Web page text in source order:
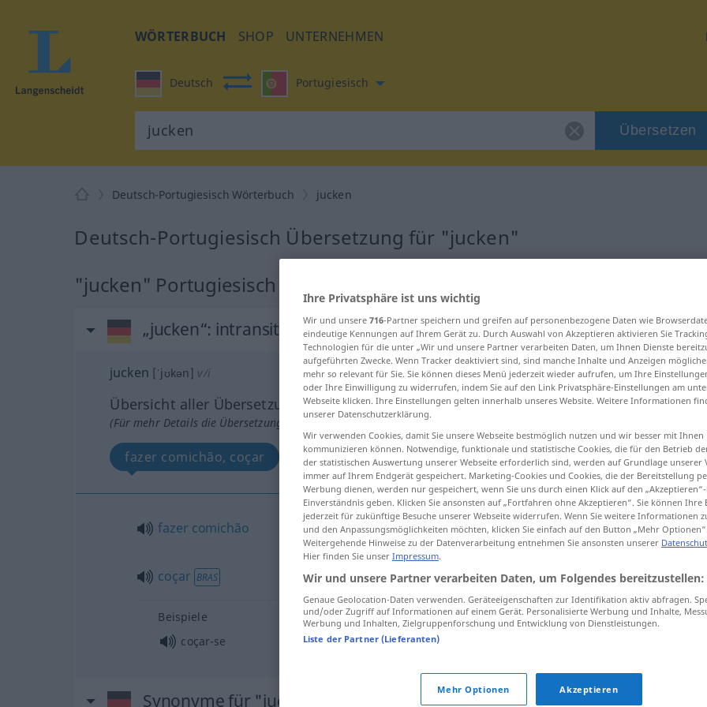
WÖRTERBUCH SHOP UNTERNEHMEN
Deutsch Portugiesisch
Übersetzen
Deutsch-Portugiesisch Wörterbuch jucken
Deutsch-Portugiesisch Übersetzung für "jucken"
"jucken" Portugiesisch Übersetzung
„jucken“: intransitives Verb
jucken [ˈjʊkən] v/i
Übersicht aller Übersetzungen
(Für mehr Details die Übersetzung anklicken/antippen)
fazer comichão, coçar
fazer comichão jucken
coçar BRAS jucken
Beispiele
coçar-se
Synonyme für "jucken"
Ihre Privatsphäre ist uns wichtig
Wir und unsere 716-Partner speichern und greifen auf personenbezogene Daten wie
eindeutige Kennungen auf Ihrem Gerät zu. Durch Auswahl von Akzeptieren aktivieren Sie
Technologien für die unter „Wir und unsere Partner verarbeiten Daten, um Ihnen Dienste
aufgeführten Zwecke. Wenn Tracker deaktiviert sind, sind manche Inhalte und Anzeigen
mehr so relevant für Sie. Sie können dieses Menü jederzeit wieder aufrufen, um Ihre
oder Ihre Einwilligung zu widerrufen, indem Sie auf den Link Privatsphäre-Einstellungen am
Webseite klicken. Ihre Einstellungen gelten innerhalb unseres Website. Weitere Informationen
unserer Datenschutzerklärung.
Wir verwenden Cookies, damit Sie unsere Webseite bestmöglich nutzen und wir besser mit Ihnen
kommunizieren können. Notwendige, funktionale und statistische Cookies, die für den Betrieb
der statistischen Auswertung unserer Webseite erforderlich sind, werden auf Grundlage unserer
immer auf Ihrem Endgerät gespeichert. Marketing-Cookies und Cookies, die der Bereitstellung
Werbung dienen, werden nur gespeichert, wenn Sie uns durch einen Klick auf den
Einverständnis geben. Klicken Sie ansonsten auf „Fortfahren ohne Akzeptieren“. Sie können Ihre
jederzeit für zukünftige Besuche unserer Webseite widerrufen. Wenn Sie weitere Informationen
und den Anpassungsmöglichkeiten möchten, klicken Sie einfach auf den Button „Mehr Optionen“.
Weitergehende Hinweise zu der Datenverarbeitung entnehmen Sie ansonsten unserer
Hier finden Sie unser Impressum.
Wir und unsere Partner verarbeiten Daten, um Folgendes bereitzustellen:
Genaue Geolocation-Daten verwenden. Geräteeigenschaften zur Identifikation aktiv abfragen.
und/oder Zugriff auf Informationen auf einem Gerät. Personalisierte Werbung und Inhalte,
Werbung und Inhalten, Zielgruppenforschung und Entwicklung von Dienstleistungen.
Liste der Partner (Lieferanten)
Mehr Optionen Akzeptieren